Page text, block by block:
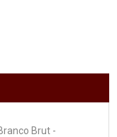
Brut -